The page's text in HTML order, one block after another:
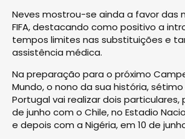
Neves mostrou-se ainda a favor das
FIFA, destacando como positivo a
tempos limites nas substituições e
assistência médica.
Na preparação para o próximo
Mundo, o nono da sua história,
Portugal vai realizar dois particulares,
de junho com o Chile, no Estadio
e depois com a Nigéria, em 10 de